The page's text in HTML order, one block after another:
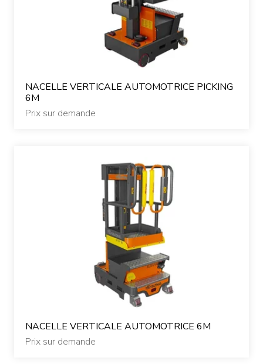
NACELLE VERTICALE AUTOMOTRICE PICKING
6M
Prix sur demande
NACELLE VERTICALE AUTOMOTRICE 6M
Prix sur demande